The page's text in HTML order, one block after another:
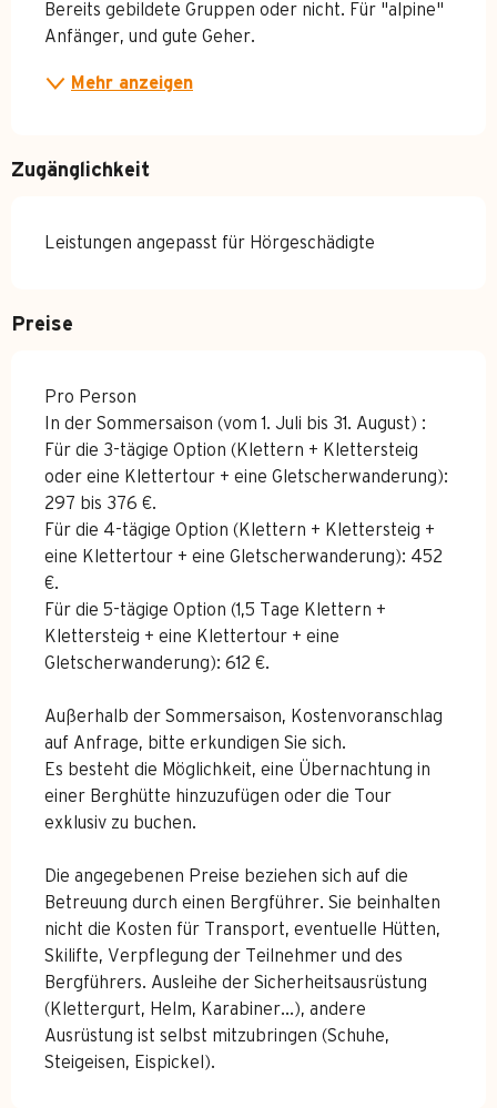
Bereits gebildete Gruppen oder nicht. Für "alpine"
Anfänger, und gute Geher.
Mehr anzeigen
Zugänglichkeit
Leistungen angepasst für Hörgeschädigte
Preise
Pro Person
In der Sommersaison (vom 1. Juli bis 31. August) :
Für die 3-tägige Option (Klettern + Klettersteig
oder eine Klettertour + eine Gletscherwanderung):
297 bis 376 €.
Für die 4-tägige Option (Klettern + Klettersteig +
eine Klettertour + eine Gletscherwanderung): 452
€.
Für die 5-tägige Option (1,5 Tage Klettern +
Klettersteig + eine Klettertour + eine
Gletscherwanderung): 612 €.
Außerhalb der Sommersaison, Kostenvoranschlag
auf Anfrage, bitte erkundigen Sie sich.
Es besteht die Möglichkeit, eine Übernachtung in
einer Berghütte hinzuzufügen oder die Tour
exklusiv zu buchen.
Die angegebenen Preise beziehen sich auf die
Betreuung durch einen Bergführer. Sie beinhalten
nicht die Kosten für Transport, eventuelle Hütten,
Skilifte, Verpflegung der Teilnehmer und des
Bergführers. Ausleihe der Sicherheitsausrüstung
(Klettergurt, Helm, Karabiner...), andere
Ausrüstung ist selbst mitzubringen (Schuhe,
Steigeisen, Eispickel).